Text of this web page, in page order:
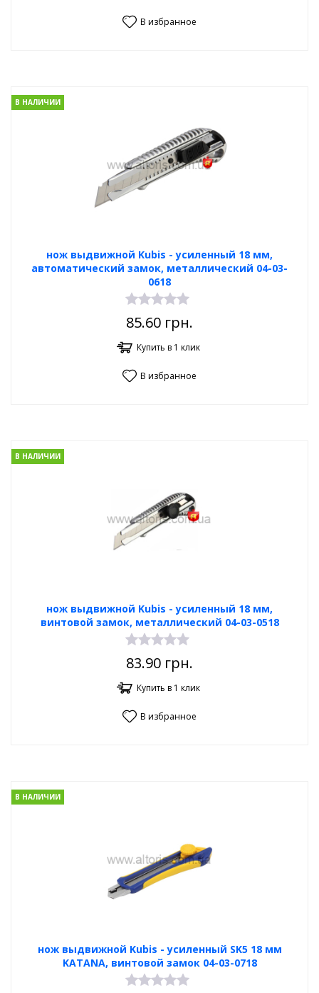
В избранное
нож выдвижной Kubis - усиленный 18 мм,
автоматический замок, металлический 04-03-
0618
В НАЛИЧИИ
85.60 грн.
Купить в 1 клик
В избранное
нож выдвижной Kubis - усиленный 18 мм,
винтовой замок, металлический 04-03-0518
В НАЛИЧИИ
83.90 грн.
Купить в 1 клик
В избранное
нож выдвижной Kubis - усиленный SK5 18 мм
KATANA, винтовой замок 04-03-0718
В НАЛИЧИИ